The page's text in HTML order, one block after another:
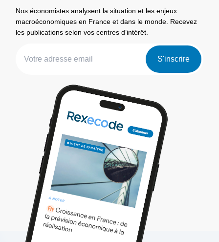
Nos économistes analysent la situation et les enjeux
macroéconomiques en France et dans le monde. Recevez
les publications selon vos centres d’intérêt.
S'inscrire